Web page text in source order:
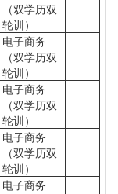
（双学历双
轮训）
电子商务
（双学历双
轮训）
电子商务
（双学历双
轮训）
电子商务
（双学历双
轮训）
电子商务